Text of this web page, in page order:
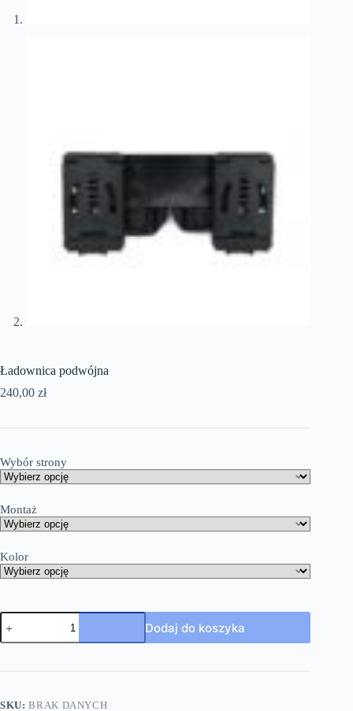
Ładownica podwójna
240,00 zł
Wybór strony
Montaż
Kolor
Dodaj do koszyka
SKU:BRAK DANYCH